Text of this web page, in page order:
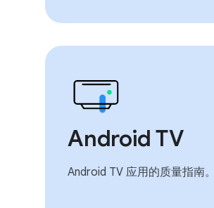
Android TV
Android TV 应用的质量指南。